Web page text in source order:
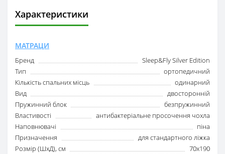
Характеристики
МАТРАЦИ
Бренд
Sleep&Fly Silver Edition
Тип
ортопедичний
Кількість спальних місць
одинарний
Вид
двосторонній
Пружинний блок
безпружинний
Властивості
антибактеріальне просочення чохла
Наповнювачі
піна
Призначення
для стандартного ліжка
Розмір (ШxД), см
70x190